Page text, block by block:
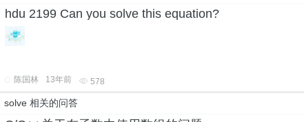
hdu 2199 Can you solve this equation?
陈国林
13年前 578
solve 相关的问答